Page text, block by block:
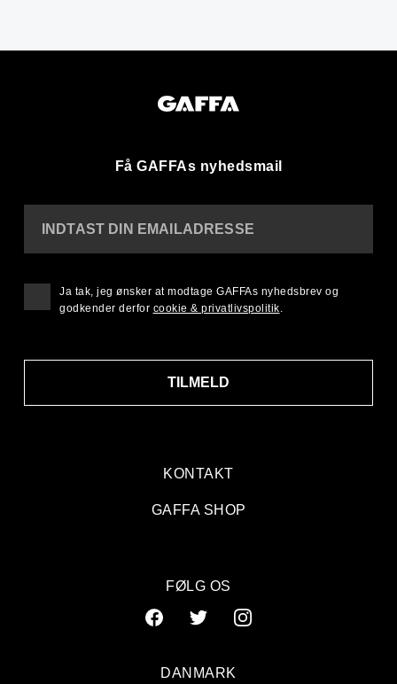
Få GAFFAs nyhedsmail
KONTAKT
GAFFA SHOP
INDTAST DIN EMAILADRESSE
TILMELD
Ja tak, jeg ønsker at modtage GAFFAs nyhedsbrev og
godkender derfor cookie & privatlivspolitik.
FØLG OS
DANMARK